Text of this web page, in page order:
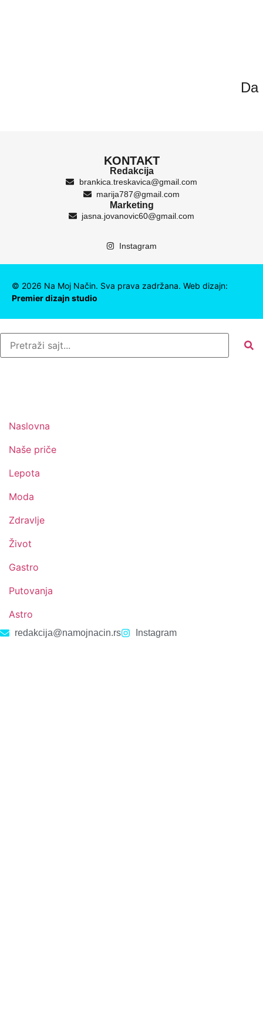
Da
KONTAKT
Redakcija
brankica.treskavica@gmail.com
marija787@gmail.com
Marketing
jasna.jovanovic60@gmail.com
Instagram
© 2026 Na Moj Način. Sva prava zadržana. Web dizajn:
Premier dizajn studio
Naslovna
Naše priče
Lepota
Moda
Zdravlje
Život
Gastro
Putovanja
Astro
redakcija@namojnacin.rs Instagram